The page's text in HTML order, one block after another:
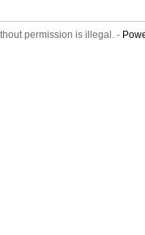
permission is illegal. -